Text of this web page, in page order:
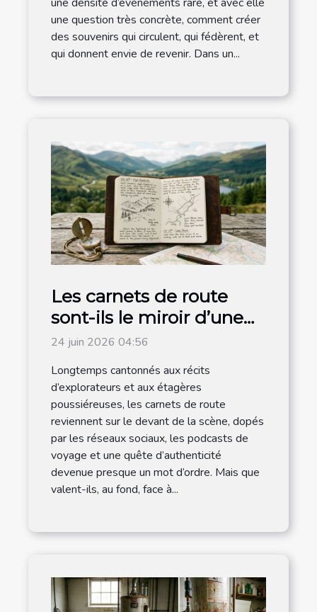
une question très concrète, comment créer
des souvenirs qui circulent, qui fédèrent, et
qui donnent envie de revenir. Dans un...
Les carnets de route
sont-ils le miroir d’une
destination authentique
24 juin 2026 04:56
Longtemps cantonnés aux récits
d’explorateurs et aux étagères
poussiéreuses, les carnets de route
reviennent sur le devant de la scène, dopés
par les réseaux sociaux, les podcasts de
voyage et une quête d’authenticité
devenue presque un mot d’ordre. Mais que
valent-ils, au fond, face à...